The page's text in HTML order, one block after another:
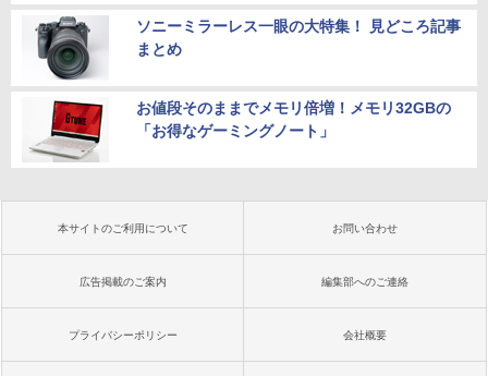
ソニーミラーレス一眼の大特集！ 見どころ記事
まとめ
お値段そのままでメモリ倍増！メモリ32GBの
「お得なゲーミングノート」
本サイトのご利用について お問い合わせ
広告掲載のご案内 編集部へのご連絡
プライバシーポリシー 会社概要